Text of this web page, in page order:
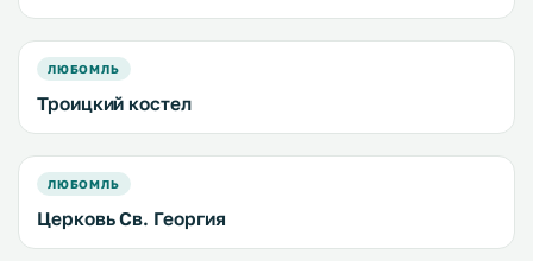
ЛЮБОМЛЬ
Троицкий костел
ЛЮБОМЛЬ
Церковь Св. Георгия